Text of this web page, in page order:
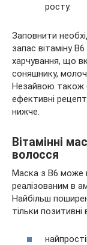
росту.
Заповнити
запас вітаміну
харчування, що
соняшнику,
Незайвою також
ефективні
нижче.
Вітамінні
волосся
Маска з B6 може
реалізованим в
Найбільш
тільки